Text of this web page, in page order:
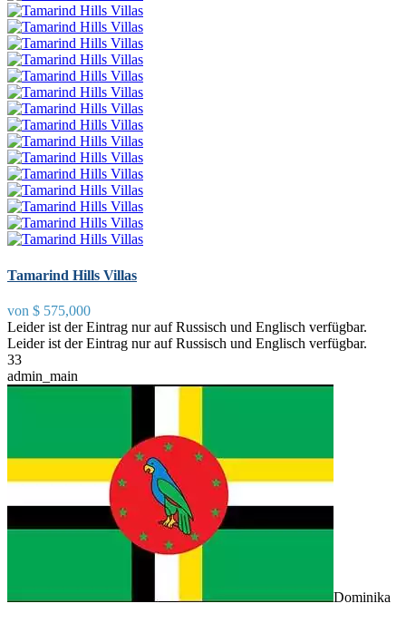
Tamarind Hills Villas
von $ 575,000
Leider ist der Eintrag nur auf Russisch und Englisch verfügbar.
Leider ist der Eintrag nur auf Russisch und Englisch verfügbar.
33
admin_main
Dominika